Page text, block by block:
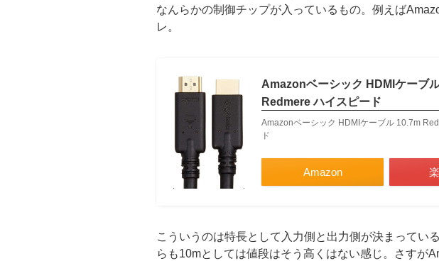
なんらかの制御チップが入っているもの。例えば
レ。
Amazonベーシック HDMIケーブ
Redmere ハイスピード
Amazonベーシック HDMIケーブル 10.7m
ド
Amazon
こういうのは特長として入力側と出力側が決まってい
らも10mとしては値段はそう高くはない感じ。さすが